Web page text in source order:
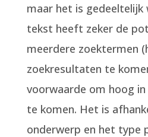
maar het is gedeeltelijk
tekst heeft zeker de
meerdere zoektermen
zoekresultaten te
voorwaarde om hoog
te komen. Het is
onderwerp en het type